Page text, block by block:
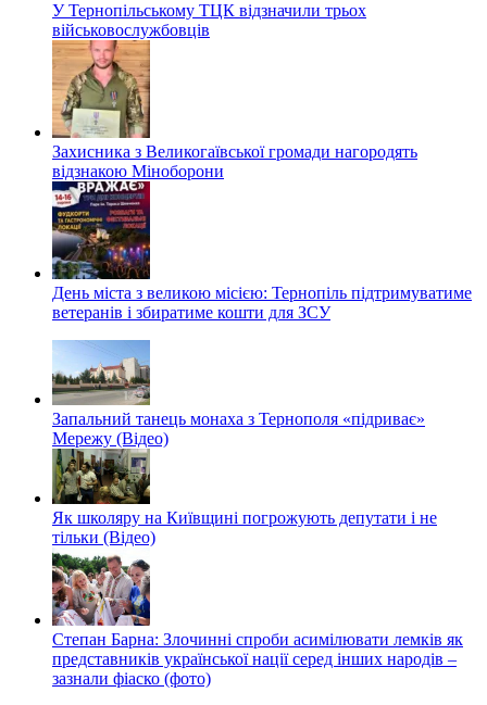
У Тернопільському ТЦК відзначили трьох
військовослужбовців
Захисника з Великогаївської громади нагородять
відзнакою Міноборони
День міста з великою місією: Тернопіль підтримуватиме
ветеранів і збиратиме кошти для ЗСУ
Запальний танець монаха з Тернополя «підриває»
Мережу (Відео)
Як школяру на Київщині погрожують депутати і не
тільки (Відео)
Степан Барна: Злочинні спроби асимілювати лемків як
представників української нації серед інших народів –
зазнали фіаско (фото)